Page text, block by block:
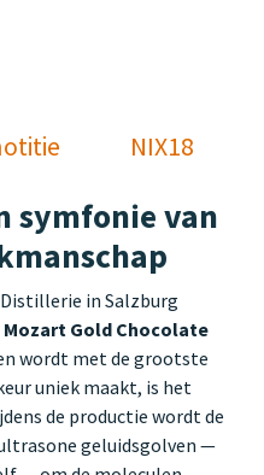
NIX18
symfonie van
in Salzburg
Mozart Gold Chocolate
wordt met de grootste
uniek maakt, is het
de productie wordt de
geluidsgolven —